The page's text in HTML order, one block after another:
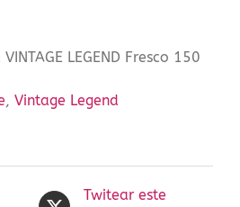
LEGEND Fresco 150
, Vintage Legend
Twitear este